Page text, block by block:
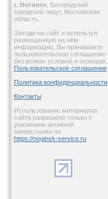
г. Ногинск , Богородский
городской округ, Московская
область.
Заходя на сайт и используя
размещенную на нём
информацию, Вы принимаете
пользовательское соглашение
без всяких условий и оговорок.
Пользовательское соглашение
Политика конфиденциальности
Контакты
Использование материалов
сайта разрешено только с
указанием активной
гиперссылки на
https://noginsk-service.ru